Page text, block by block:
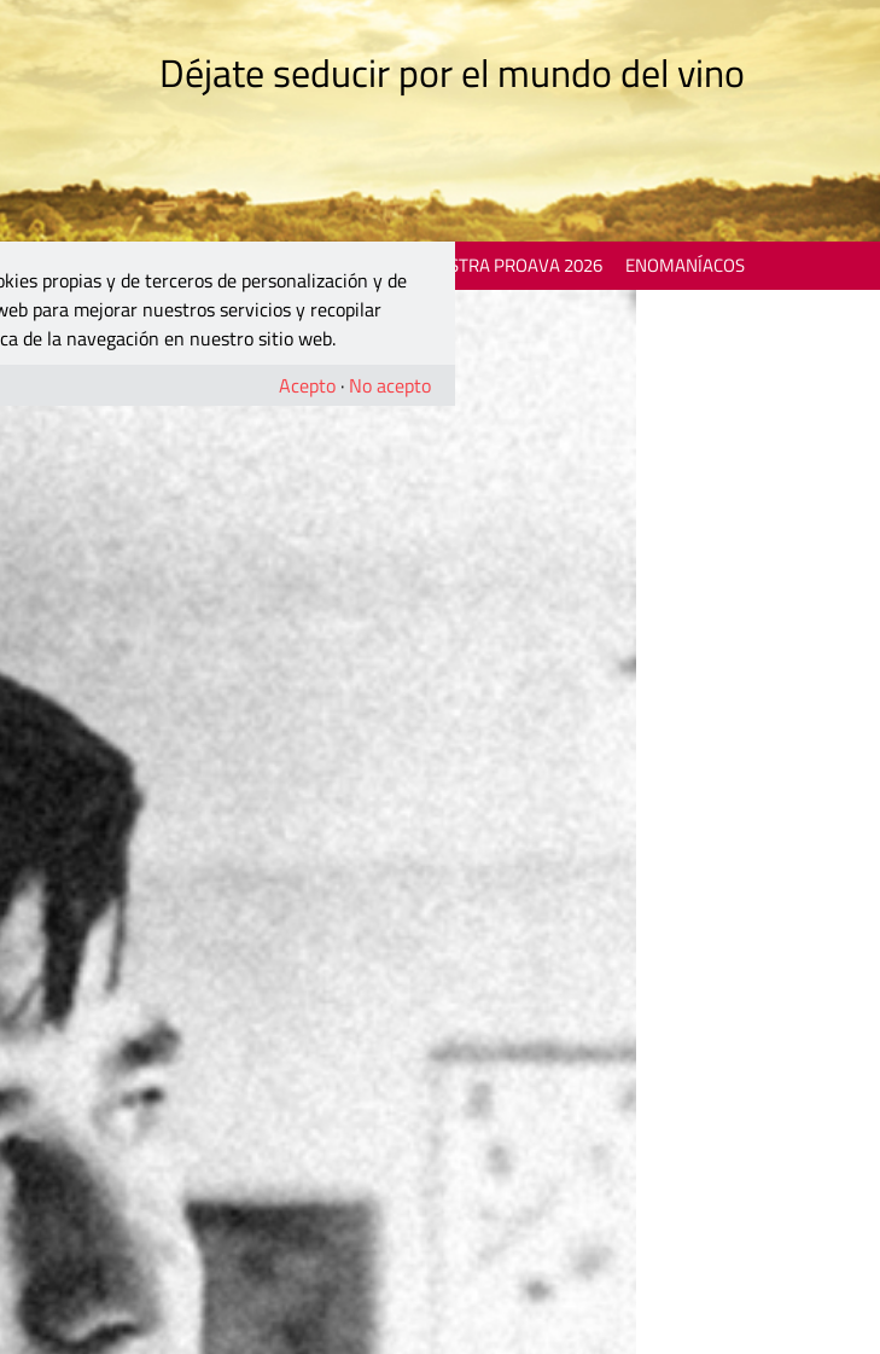
Déjate seducir por el mundo del vino
MOSTRA PROAVA 2026 ENOMANÍACOS
propias y de terceros de personalización y de
para mejorar nuestros servicios y recopilar
de la navegación en nuestro sitio web.
Acepto · No acepto